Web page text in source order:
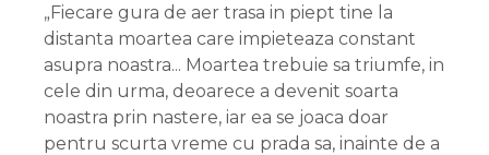
„Fiecare gura de aer trasa in piept tine la
distanta moartea care impieteaza constant
asupra noastra... Moartea trebuie sa triumfe, in
cele din urma, deoarece a devenit soarta
noastra prin nastere, iar ea se joaca doar
pentru scurta vreme cu prada sa, inainte de a